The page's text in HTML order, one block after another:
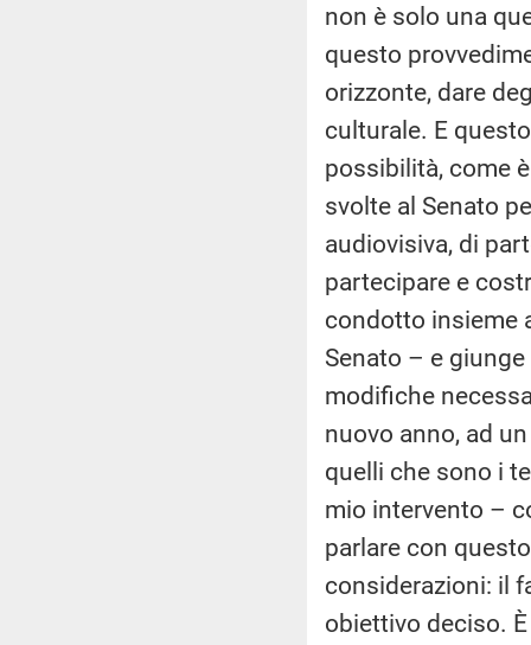
non è solo una
questo
orizzonte, dare
culturale. E
possibilità, come
svolte al Senato
audiovisiva, di
partecipare e
condotto insieme
Senato – e
modifiche
nuovo anno, ad
quelli che sono i
mio intervento –
parlare con
considerazioni: il
obiettivo deciso.